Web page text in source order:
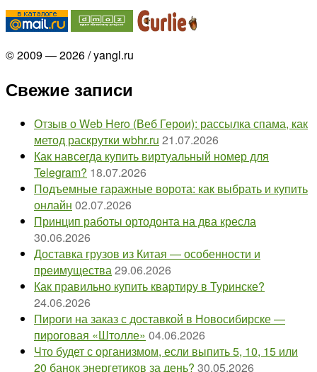
© 2009 — 2026 / yangl.ru
Свежие записи
Отзыв о Web Hero (Веб Герои): рассылка спама, как
метод раскрутки wbhr.ru 21.07.2026
Как навсегда купить виртуальный номер для
Telegram? 18.07.2026
Подъемные гаражные ворота: как выбрать и купить
онлайн 02.07.2026
Принцип работы ортодонта на два кресла
30.06.2026
Доставка грузов из Китая — особенности и
преимущества29.06.2026
Как правильно купить квартиру в Туринске?
24.06.2026
Пироги на заказ с доставкой в Новосибирске —
пироговая «Штолле» 04.06.2026
Что будет с организмом, если выпить 5, 10, 15 или
20 банок энергетиков за день? 30.05.2026